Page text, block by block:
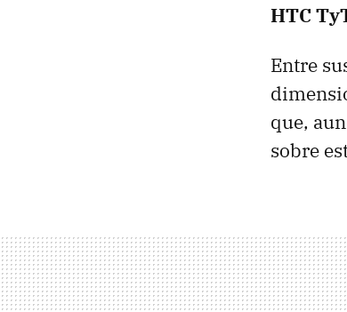
HTC
Entre
que,
sobre